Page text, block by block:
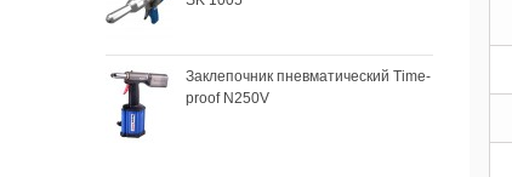
Заклепочник пневматический Time-
proof N250V